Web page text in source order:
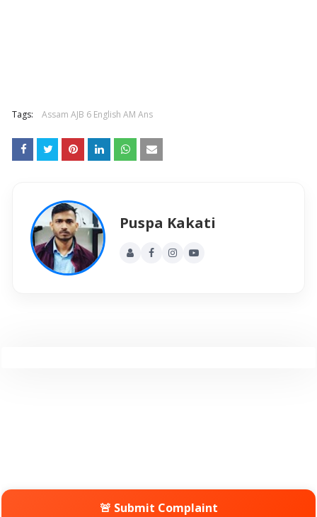
Tags: Assam AJB 6 English AM Ans
Puspa Kakati
🚨 Submit Complaint